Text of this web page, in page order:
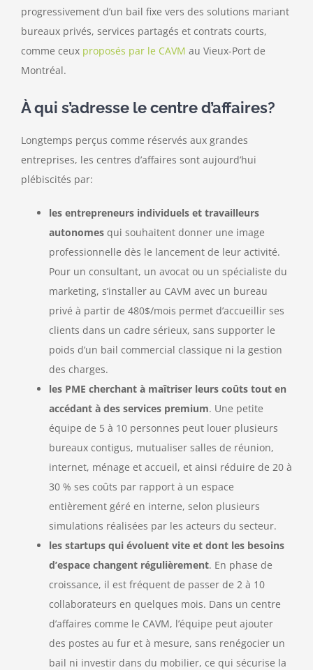
progressivement d’un bail fixe vers des solutions mariant
bureaux privés, services partagés et contrats courts,
comme ceux proposés par le CAVM au Vieux-Port de
Montréal.
À qui s’adresse le centre d’affaires?
Longtemps perçus comme réservés aux grandes
entreprises, les centres d’affaires sont aujourd’hui
plébiscités par:
les entrepreneurs individuels et travailleurs
autonomes qui souhaitent donner une image
professionnelle dès le lancement de leur activité.
Pour un consultant, un avocat ou un spécialiste du
marketing, s’installer au CAVM avec un bureau
privé à partir de 480$/mois permet d’accueillir ses
clients dans un cadre sérieux, sans supporter le
poids d’un bail commercial classique ni la gestion
des charges.
les PME cherchant à maîtriser leurs coûts tout en
accédant à des services premium. Une petite
équipe de 5 à 10 personnes peut louer plusieurs
bureaux contigus, mutualiser salles de réunion,
internet, ménage et accueil, et ainsi réduire de 20 à
30 % ses coûts par rapport à un espace
entièrement géré en interne, selon plusieurs
simulations réalisées par les acteurs du secteur.
les startups qui évoluent vite et dont les besoins
d’espace changent régulièrement. En phase de
croissance, il est fréquent de passer de 2 à 10
collaborateurs en quelques mois. Dans un centre
d’affaires comme le CAVM, l’équipe peut ajouter
des postes au fur et à mesure, sans renégocier un
bail ni investir dans du mobilier, ce qui sécurise la